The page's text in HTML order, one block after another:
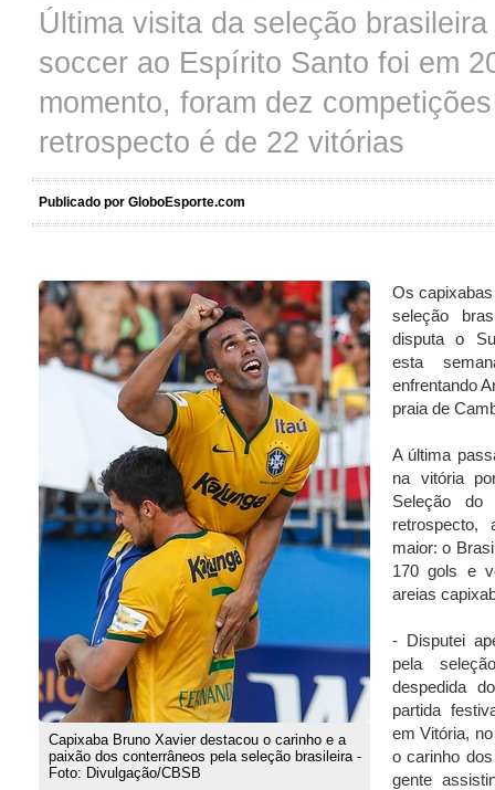
Última visita da seleção
soccer ao Espírito Santo foi em
momento, foram dez
retrospecto é de 22 vitórias
Publicado por GloboEsporte.com
Capixaba Bruno Xavier destacou o carinho e a
paixão dos conterrâneos pela seleção brasileira -
Foto: Divulgação/CBSB
Os
seleção
disputa o
esta
enfrentando
praia de
A última
na vitória
Seleção
maior: o
170 gols e
areias
- Disputei
pela
despedida
partida
em Vitória,
o carinho
gente